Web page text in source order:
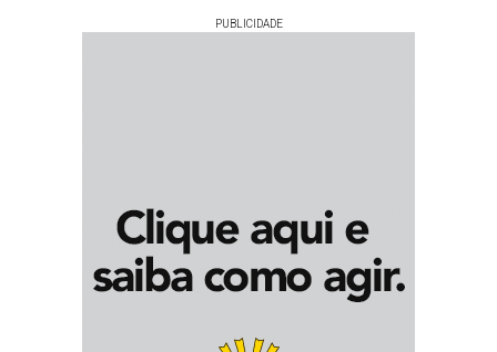
PUBLICIDADE